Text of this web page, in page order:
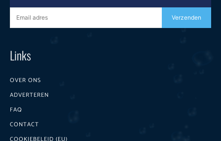
Verzenden
Links
OVER ONS
ADVERTEREN
FAQ
CONTACT
COOKIEBELEID (EU)